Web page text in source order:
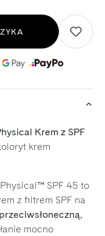
Krem z SPF
krem
SPF 45 to
z filtrem SPF na
,
mocno